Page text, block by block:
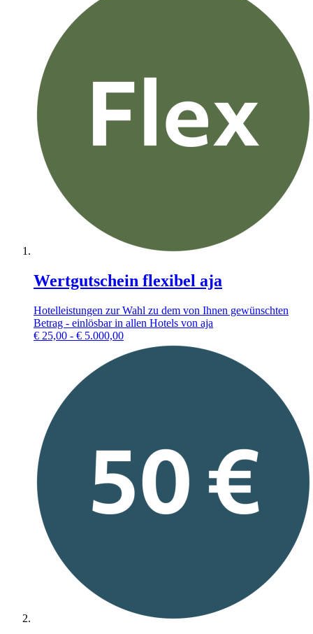
Wertgutschein flexibel aja
Hotelleistungen zur Wahl zu dem von Ihnen gewünschten
Betrag - einlösbar in allen Hotels von aja
€ 25,00 - € 5.000,00